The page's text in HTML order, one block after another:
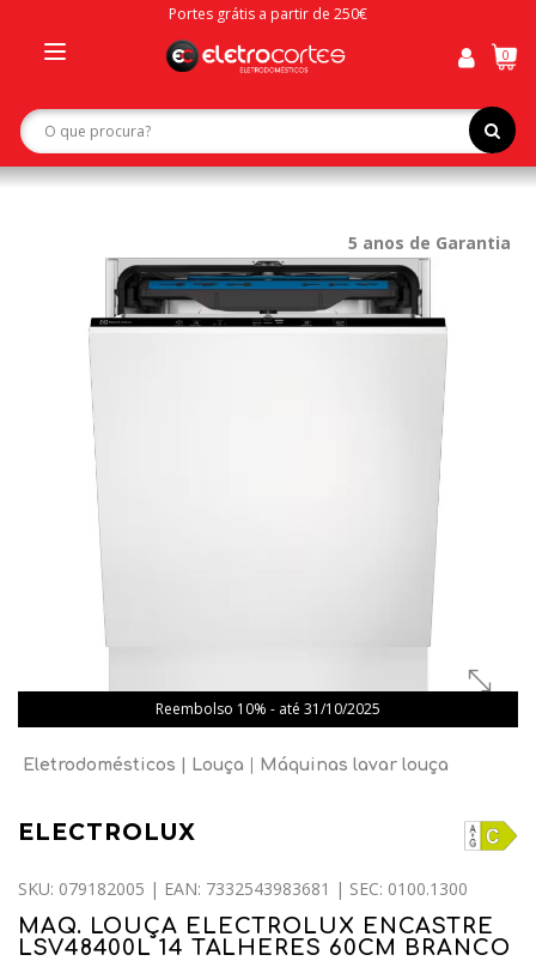
Portes grátis a partir de 250€
navigation
0
Reembolso 10% - até 31/10/2025
5 anos de Garantia
Eletrodomésticos Louça Máquinas lavar louça
ELECTROLUX
SKU: 079182005 | EAN: 7332543983681 | SEC: 0100.1300
MAQ. LOUÇA ELECTROLUX ENCASTRE
LSV48400L 14 TALHERES 60CM BRANCO